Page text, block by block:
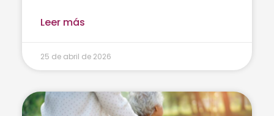
Leer más
25 de abril de 2026